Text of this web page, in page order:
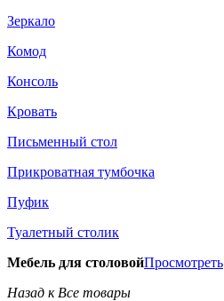
Зеркало
Комод
Консоль
Кровать
Письменный стол
Прикроватная тумбочка
Пуфик
Туалетный столик
Мебель для столовойПросмотреть
Назад к Все товары